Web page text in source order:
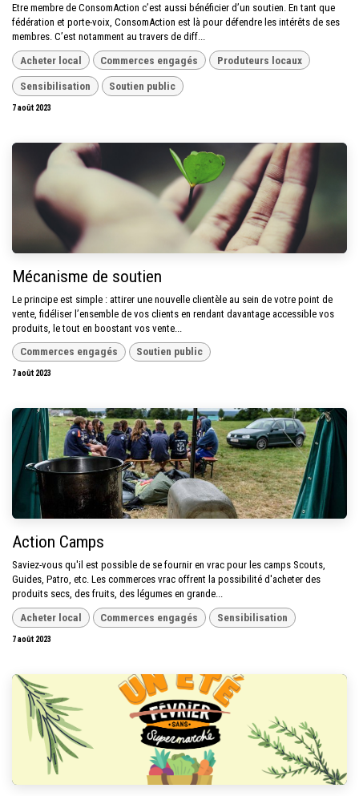
Etre membre de ConsomAction c’est aussi bénéficier d’un soutien. En tant que
fédération et porte-voix, ConsomAction est là pour défendre les intérêts de ses
membres. C’est notamment au travers de diff...
Acheter local Commerces engagés Produteurs locaux
Sensibilisation Soutien public
7 août 2023
Mécanisme de soutien
Le principe est simple : attirer une nouvelle clientèle au sein de votre point de
vente, fidéliser l’ensemble de vos clients en rendant davantage accessible vos
produits, le tout en boostant vos vente...
Commerces engagés Soutien public
7 août 2023
Action Camps
Saviez-vous qu'il est possible de se fournir en vrac pour les camps Scouts,
Guides, Patro, etc. Les commerces vrac offrent la possibilité d'acheter des
produits secs, des fruits, des légumes en grande...
Acheter local Commerces engagés Sensibilisation
7 août 2023